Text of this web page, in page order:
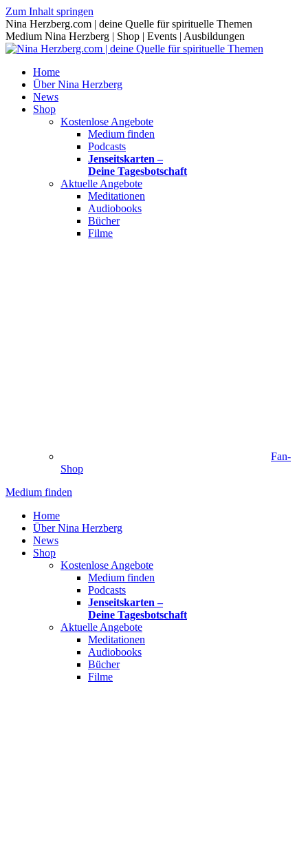
Zum Inhalt springen
Nina Herzberg.com | deine Quelle für spirituelle Themen
Medium Nina Herzberg | Shop | Events | Ausbildungen
Home
Über Nina Herzberg
News
Shop
Kostenlose Angebote
Medium finden
Podcasts
Jenseitskarten –
Deine Tagesbotschaft
Aktuelle Angebote
Meditationen
Audiobooks
Bücher
Filme
Fan-
Shop
Medium finden
Home
Über Nina Herzberg
News
Shop
Kostenlose Angebote
Medium finden
Podcasts
Jenseitskarten –
Deine Tagesbotschaft
Aktuelle Angebote
Meditationen
Audiobooks
Bücher
Filme